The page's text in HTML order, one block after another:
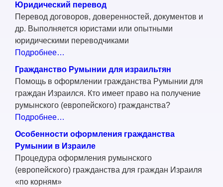
Юридический перевод
Перевод договоров, доверенностей, документов и
др. Выполняется юристами или опытными
юридическими переводчиками
Подробнее…
Гражданство Румынии для израильтян
Помощь в оформлении гражданства Румынии для
граждан Израился. Кто имеет право на получение
румынского (европейского) гражданства?
Подробнее…
Особенности оформления гражданства
Румынии в Израиле
Процедура оформления румынского
(европейского) гражданства для граждан Израиля
«по корням»